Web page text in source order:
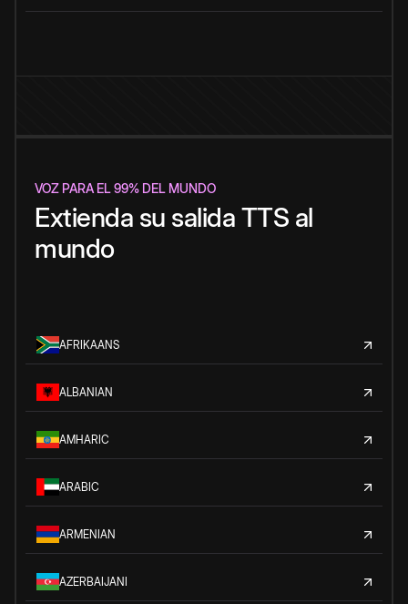
VOZ PARA EL 99% DEL MUNDO
Extienda su salida TTS al
mundo
AFRIKAANS
ALBANIAN
AMHARIC
ARABIC
ARMENIAN
AZERBAIJANI